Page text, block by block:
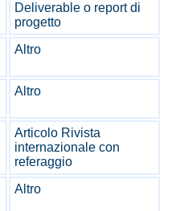
Deliverable o report di
progetto
Altro
Altro
Articolo Rivista
internazionale con
referaggio
Altro